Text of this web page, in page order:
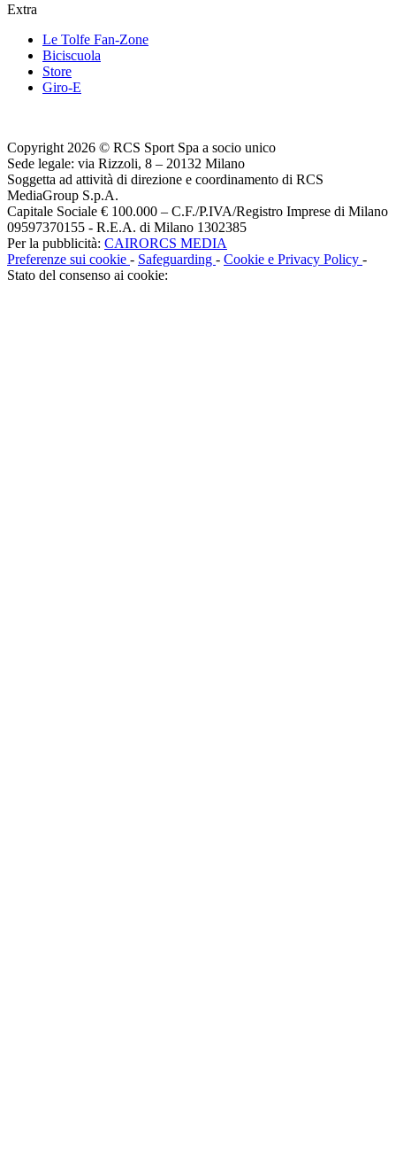
Extra
Le Tolfe Fan-Zone
Biciscuola
Store
Giro-E
Copyright 2026 © RCS Sport Spa a socio unico
Sede legale: via Rizzoli, 8 – 20132 Milano
Soggetta ad attività di direzione e coordinamento di RCS
MediaGroup S.p.A.
Capitale Sociale € 100.000 – C.F./P.IVA/Registro Imprese di Milano
09597370155 - R.E.A. di Milano 1302385
Per la pubblicità: CAIRORCS MEDIA
Preferenze sui cookie - Safeguarding - Cookie e Privacy Policy -
Stato del consenso ai cookie: